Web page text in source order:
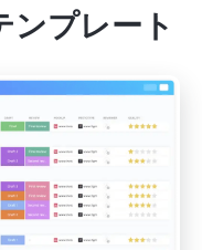
ンプレート